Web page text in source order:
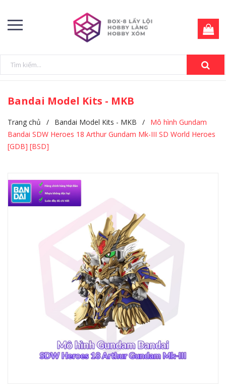
Bandai Model Kits - MKB
Trang chủ / Bandai Model Kits - MKB /
Mô hình Gundam
Bandai SDW Heroes 18 Arthur Gundam Mk-III SD World Heroes
[GDB] [BSD]